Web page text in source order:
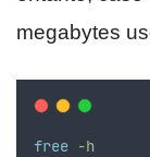
megabytes
free -h